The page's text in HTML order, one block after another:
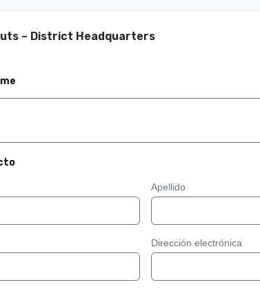
– District Headquarters
Apellido
Dirección electrónica